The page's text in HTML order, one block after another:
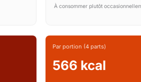
À consommer plutôt
Par portion (4 parts)
566 kcal